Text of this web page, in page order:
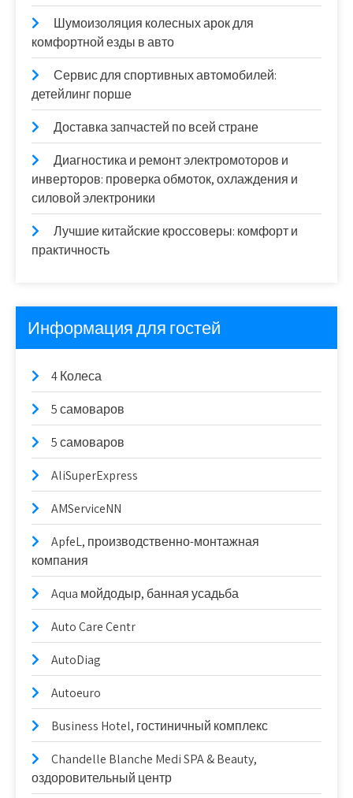
Шумоизоляция колесных арок для
комфортной езды в авто
Сервис для спортивных автомобилей:
детейлинг порше
Доставка запчастей по всей стране
Диагностика и ремонт электромоторов и
инверторов: проверка обмоток, охлаждения и
силовой электроники
Лучшие китайские кроссоверы: комфорт и
практичность
Информация для гостей
4 Колеса
5 самоваров
5 самоваров
AliSuperExpress
AMServiceNN
ApfeL, производственно-монтажная
компания
Aqua мойдодыр, банная усадьба
Auto Care Centr
AutoDiag
Autoeuro
Business Hotel, гостиничный комплекс
Chandelle Blanche Medi SPA & Beauty,
оздоровительный центр